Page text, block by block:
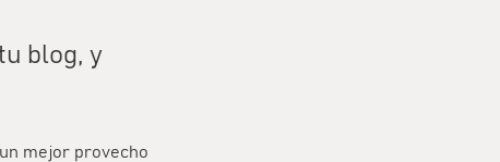
blog, y
mejor provecho